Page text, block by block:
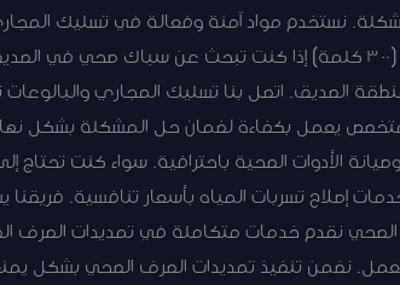
نستخدم مواد آمنة وفعالة في تسليك
خدمات السباكة الشاملة في منطقة الصديق (300 كلمة) إذا كنت تبحث
الصديق. اتصل بنا تسليك المجاري
يعمل بكفاءة لضمان حل المشكلة بشكل
الأدوات الصحية باحترافية. سواء كنت تحتاج
إصلاح تسربات المياه بأسعار تنافسية.
نقدم خدمات متكاملة في تمديدات الصرف
نضمن تنفيذ تمديدات الصرف الصحي بشكل